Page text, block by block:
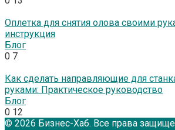
Оплетка для снятия олова своими
инструкция
Блог
0 7
Как сделать направляющие для
руками: Практическое руководство
Блог
0 12
© 2026 Бизнес-Хаб. Все права